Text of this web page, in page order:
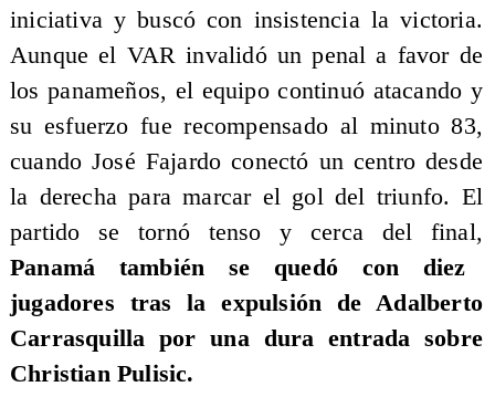
iniciativa y buscó con insistencia la victoria.
Aunque el VAR invalidó un penal a favor de
los panameños, el equipo continuó atacando y
su esfuerzo fue recompensado al minuto 83,
cuando José Fajardo conectó un centro desde
la derecha para marcar el gol del triunfo. El
partido se tornó tenso y cerca del final,
Panamá también se quedó con diez
jugadores tras la expulsión de Adalberto
Carrasquilla por una dura entrada sobre
Christian Pulisic.